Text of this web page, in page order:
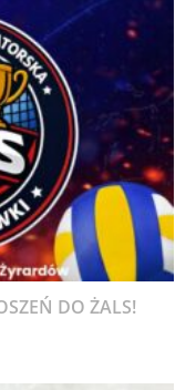
DO ŻALS!